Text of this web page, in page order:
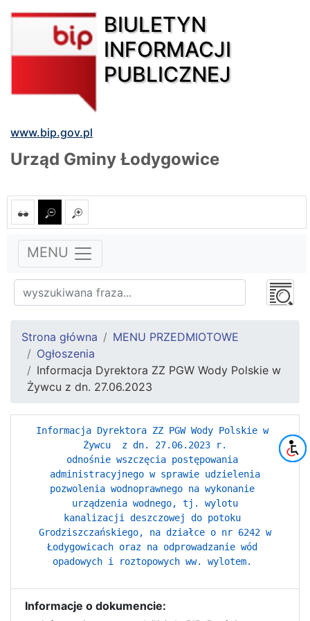
BIULETYN
INFORMACJI
PUBLICZNEJ
www.bip.gov.pl
Urząd Gminy Łodygowice
MENU
Strona główna
MENU PRZEDMIOTOWE
Ogłoszenia
Informacja Dyrektora ZZ PGW Wody Polskie w
Żywcu z dn. 27.06.2023
Informacja Dyrektora ZZ PGW Wody Polskie w
Żywcu  z dn. 27.06.2023 r.
odnośnie wszczęcia postępowania
administracyjnego w sprawie udzielenia
pozwolenia wodnoprawnego na wykonanie
urządzenia wodnego, tj. wylotu
kanalizacji deszczowej do potoku
Grodziszczańskiego, na działce o nr 6242 w
Łodygowicach oraz na odprowadzanie wód
opadowych i roztopowych ww. wylotem.
Informacje o dokumencie: